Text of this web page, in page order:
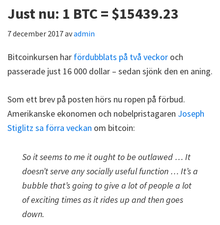
Just nu: 1 BTC = $15439.23
7 december 2017avadmin
Bitcoinkursen har fördubblats på två veckor och
passerade just 16 000 dollar – sedan sjönk den en aning.
Som ett brev på posten hörs nu ropen på förbud.
Amerikanske ekonomen och nobelpristagaren Joseph
Stiglitz sa förra veckan om bitcoin:
So it seems to me it ought to be outlawed … It
doesn’t serve any socially useful function … It’s a
bubble that’s going to give a lot of people a lot
of exciting times as it rides up and then goes
down.